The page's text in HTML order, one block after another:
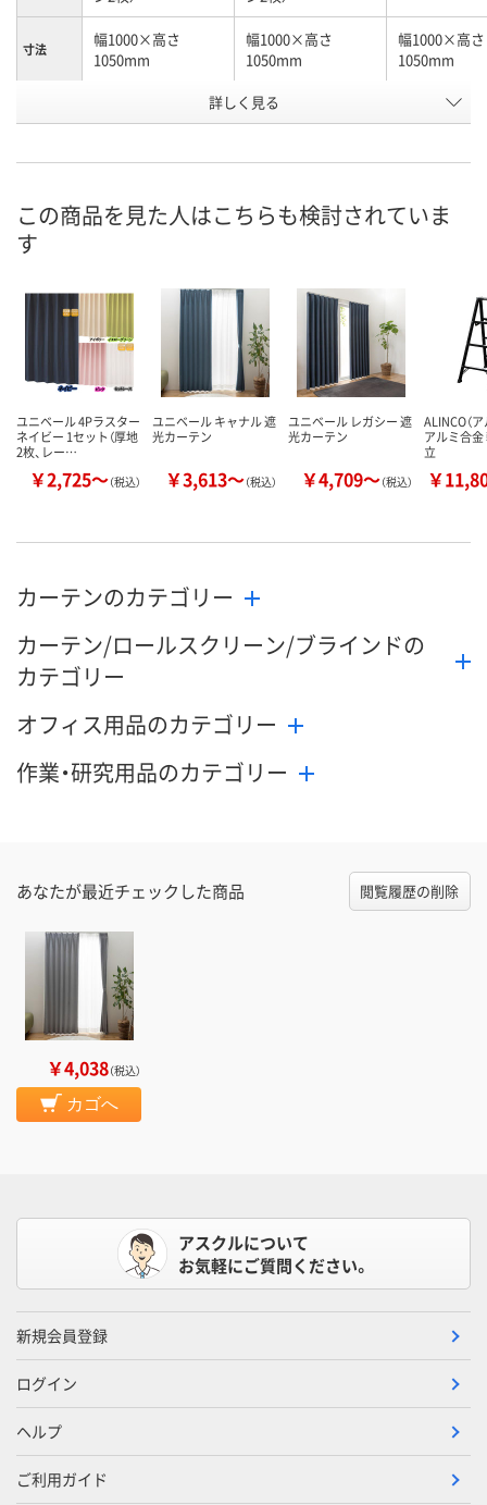
寸法
幅1000×高さ
1050mm
幅1000×高さ
1050mm
幅1000×高さ
1050mm
ネイビー ブラウン
号
お届け日
数量
カゴへ カ
詳しく見る
この商品を見た人はこちらも検討されていま
す
ユニベール 4Pラスター
ネイビー 1セット（厚地
2枚、レー…
￥2,725～（税込）
ユニベール キャナル 遮
光カーテン
￥3,613～（税込）
ユニベール レガシー 遮
光カーテン
￥4,709～（税込）
ALINCO（
アルミ合
立
￥
カーテンのカテゴリー
カーテン/ロールスクリーン/ブラインドの
カテゴリー
オフィス用品のカテゴリー
作業・研究用品のカテゴリー
あなたが最近チェックした商品 閲覧履歴の削除
￥4,038（税込）
カゴへ
アスクルについて
お気軽にご質問ください。
新規会員登録
ログイン
ヘルプ
ご利用ガイド